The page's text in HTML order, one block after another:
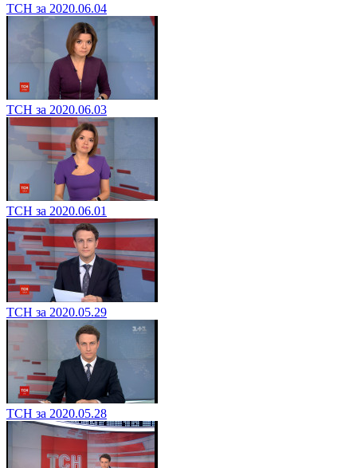
ТСН за 2020.06.04
ТСН за 2020.06.03
ТСН за 2020.06.01
ТСН за 2020.05.29
ТСН за 2020.05.28